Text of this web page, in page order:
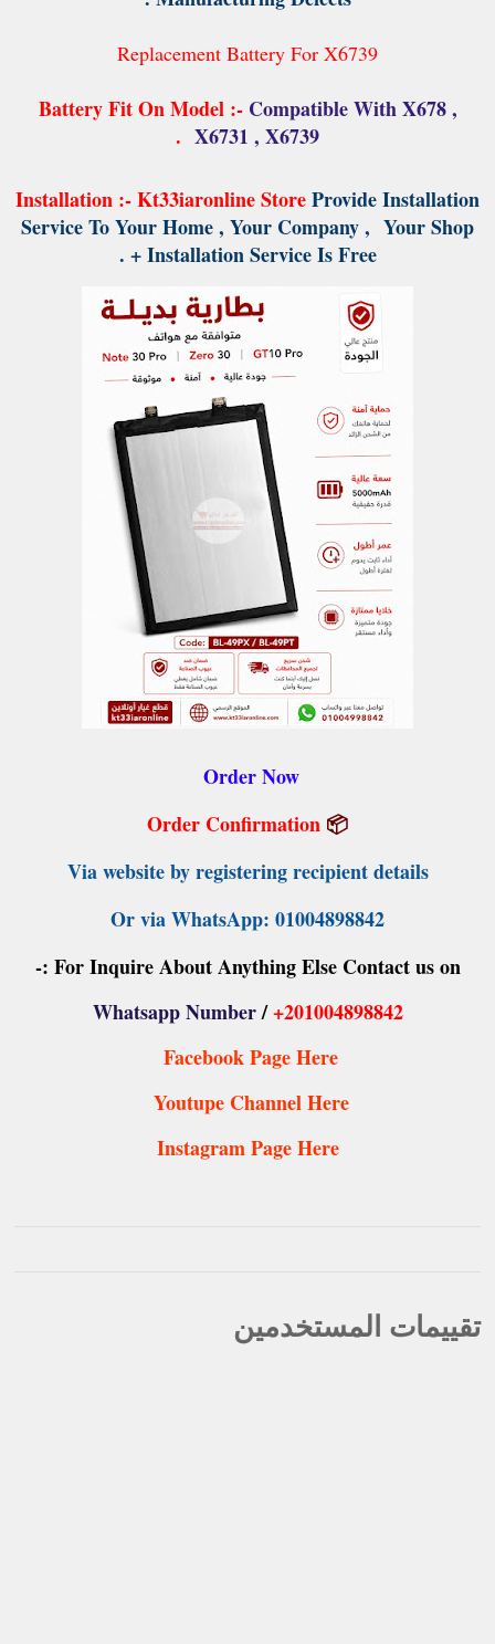
Replacement Battery For X6739
Battery Fit On Model :- Compatible With X678 ,
X6731 , X6739
.
Installation :-Kt33iaronline StoreProvide Installation
Service To Your Home , Your Company , Your Shop
+ Installation Service Is Free .
Order Now
📦
Order Confirmation
Via website by registering recipient details
Or via WhatsApp: 01004898842
For Inquire About Anything Else Contact us on :-
Whatsapp Number/+201004898842
Facebook Page Here
Youtupe Channel Here
Instagram Page Here
تقييمات المستخدمين